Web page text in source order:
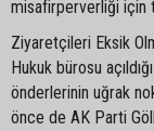
misafirperverliği için
Ziyaretçileri Eksik
Hukuk bürosu
önderlerinin uğrak
önce de AK Parti